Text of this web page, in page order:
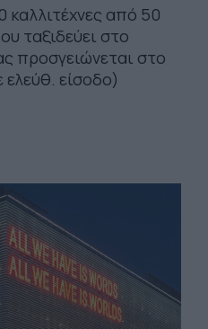
καλλιτέχνες από 50
ταξιδεύει στο
προσγειώνεται στο
είσοδο)